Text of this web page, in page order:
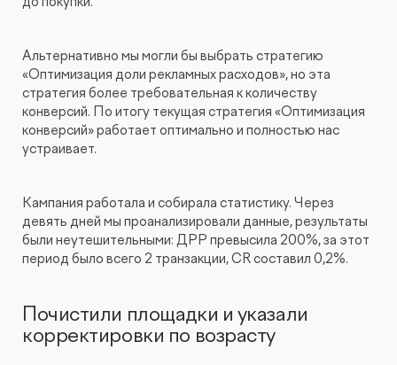
Альтернативно мы могли бы выбрать стратегию
«Оптимизация доли рекламных расходов», но эта
стратегия более требовательная к количеству
конверсий. По итогу текущая стратегия «Оптимизация
конверсий» работает оптимально и полностью нас
устраивает.
Кампания работала и собирала статистику. Через
девять дней мы проанализировали данные, результаты
были неутешительными: ДРР превысила 200%, за этот
период было всего 2 транзакции, CR составил 0,2%.
Почистили площадки и указали
корректировки по возрасту